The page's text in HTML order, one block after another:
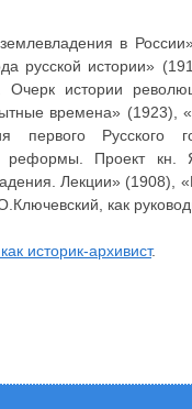
в
русской истории»
истории
времена» (1923),
первого Русского
реформы. Проект
Лекции»
как
историк-архивист.